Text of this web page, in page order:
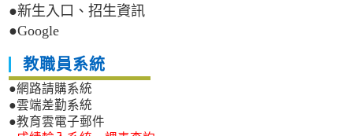
●新生入口、招生資訊
●Google
教職員系統
●網路請購系統
●雲端差勤系統
●教育雲電子郵件